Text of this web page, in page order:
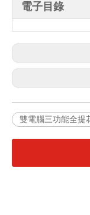
電子目錄
雙電腦三功能全提